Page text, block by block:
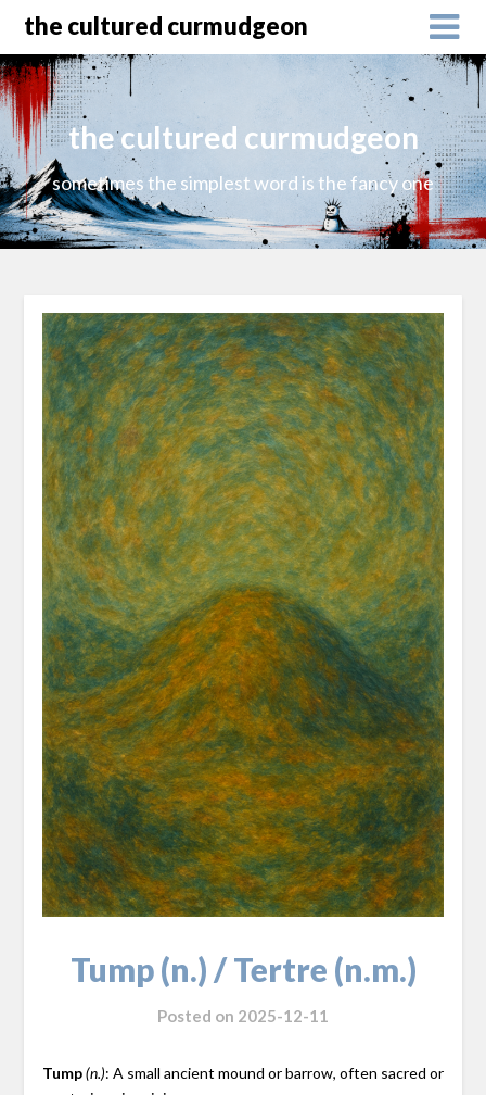
the cultured curmudgeon
the cultured curmudgeon
sometimes the simplest word is the fancy one
Tump (n.) / Tertre (n.m.)
Posted on 2025-12-11
Tump (n.): A small ancient mound or barrow, often sacred or